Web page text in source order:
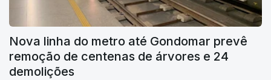
Nova linha do metro até Gondomar prevê
remoção de centenas de árvores e 24
demolições